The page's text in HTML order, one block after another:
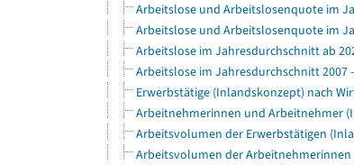
Arbeitslose und Arbeitslosenquote im
Arbeitslose und Arbeitslosenquote im
Arbeitslose im Jahresdurchschnitt ab
Arbeitslose im Jahresdurchschnitt 2007
Erwerbstätige (Inlandskonzept) nach
Arbeitnehmerinnen und Arbeitnehmer
Arbeitsvolumen der Erwerbstätigen
Arbeitsvolumen der